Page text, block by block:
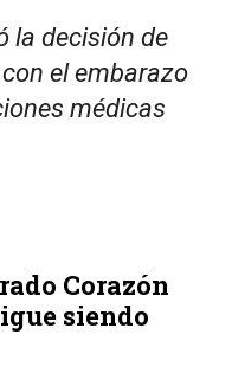
la decisión de
el embarazo
médicas
Corazón
siendo